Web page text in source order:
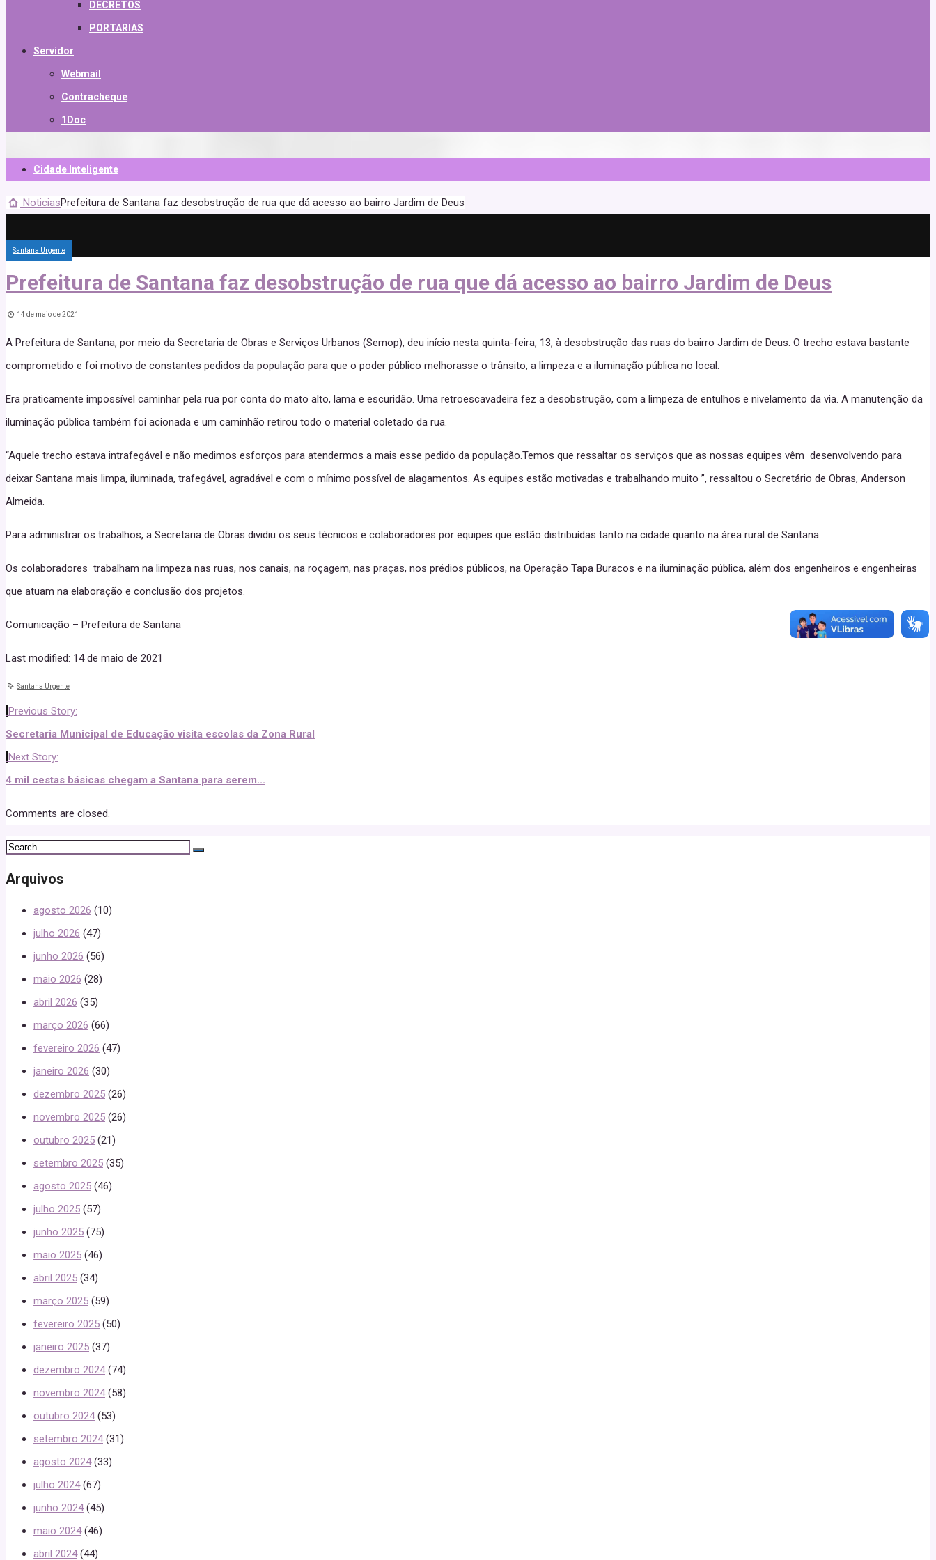
DECRETOS
PORTARIAS
Servidor
Webmail
Contracheque
1Doc
Cidade Inteligente
NoticiasPrefeitura de Santana faz desobstrução de rua que dá acesso ao bairro Jardim de Deus
Santana Urgente
Prefeitura de Santana faz desobstrução de rua que dá acesso ao bairro Jardim de Deus
14 de maio de 2021
A Prefeitura de Santana, por meio da Secretaria de Obras e Serviços Urbanos (Semop), deu início nesta quinta-feira, 13, à desobstrução das ruas do bairro Jardim de Deus. O trecho estava bastante
comprometido e foi motivo de constantes pedidos da população para que o poder público melhorasse o trânsito, a limpeza e a iluminação pública no local.
Era praticamente impossível caminhar pela rua por conta do mato alto, lama e escuridão. Uma retroescavadeira fez a desobstrução, com a limpeza de entulhos e nivelamento da via. A manutenção da
iluminação pública também foi acionada e um caminhão retirou todo o material coletado da rua.
“Aquele trecho estava intrafegável e não medimos esforços para atendermos a mais esse pedido da população.Temos que ressaltar os serviços que as nossas equipes vêm desenvolvendo para
deixar Santana mais limpa, iluminada, trafegável, agradável e com o mínimo possível de alagamentos. As equipes estão motivadas e trabalhando muito ”, ressaltou o Secretário de Obras, Anderson
Almeida.
Para administrar os trabalhos, a Secretaria de Obras dividiu os seus técnicos e colaboradores por equipes que estão distribuídas tanto na cidade quanto na área rural de Santana.
Os colaboradores trabalham na limpeza nas ruas, nos canais, na roçagem, nas praças, nos prédios públicos, na Operação Tapa Buracos e na iluminação pública, além dos engenheiros e engenheiras
que atuam na elaboração e conclusão dos projetos.
Comunicação – Prefeitura de Santana
Last modified: 14 de maio de 2021
Santana Urgente
Previous Story:
Secretaria Municipal de Educação visita escolas da Zona Rural
Next Story:
4 mil cestas básicas chegam a Santana para serem...
Comments are closed.
Arquivos
agosto 2026 (10)
julho 2026 (47)
junho 2026 (56)
maio 2026 (28)
abril 2026 (35)
março 2026 (66)
fevereiro 2026 (47)
janeiro 2026 (30)
dezembro 2025 (26)
novembro 2025 (26)
outubro 2025 (21)
setembro 2025 (35)
agosto 2025 (46)
julho 2025 (57)
junho 2025 (75)
maio 2025 (46)
abril 2025 (34)
março 2025 (59)
fevereiro 2025 (50)
janeiro 2025 (37)
dezembro 2024(74)
novembro 2024(58)
outubro 2024(53)
setembro 2024(31)
agosto 2024(33)
julho 2024(67)
junho 2024(45)
maio 2024(46)
abril 2024(44)